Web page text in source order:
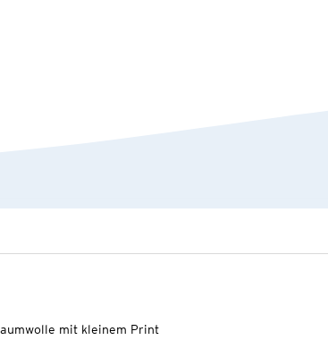
mit kleinem Print